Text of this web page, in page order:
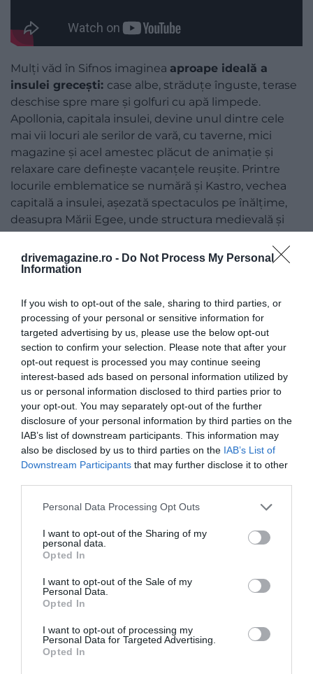
drivemagazine.ro - Do Not Process My Personal
Information
If you wish to opt-out of the sale, sharing to third parties, or
processing of your personal or sensitive information for
targeted advertising by us, please use the below opt-out
section to confirm your selection. Please note that after your
opt-out request is processed you may continue seeing
interest-based ads based on personal information utilized by
us or personal information disclosed to third parties prior to
your opt-out. You may separately opt-out of the further
disclosure of your personal information by third parties on the
IAB’s list of downstream participants. This information may
also be disclosed by us to third parties on the IAB’s List of
Downstream Participants that may further disclose it to other
Please note that this website/app uses one or more Google
not limited to your visit or usage behaviour. You may click to
grant or deny consent to Google and its third-party tags to
use your data for below specified purposes in below Google
consent section.
Personal Data Processing Opt Outs
I want to opt-out of the Sharing of my
personal data.
Opted In
I want to opt-out of the Sale of my
Personal Data.
Opted In
I want to opt-out of processing my
Personal Data for Targeted Advertising.
Opted In
Mulți văd în Sifnos imaginea aproape ideală a
insulei grecești: case albe, străduțe înguste, terase
deschise spre mare și golfuri cu apă limpede.
Apollonia, capitala insulei, devine unul dintre cele
mai vii locuri ale serilor de vară, cu taverne, mici
magazine și acel amestec plăcut de animație și
relaxare care definește vacanțele reușite. Printre
locurile emblematice se numără și Kastro, vechea
capitală a insulei, așezată spectaculos pe înălțime,
deasupra Mării Egee, unde structura medievală și
perspectiva largă asupra mării dau locului o
frumusețe aparte.